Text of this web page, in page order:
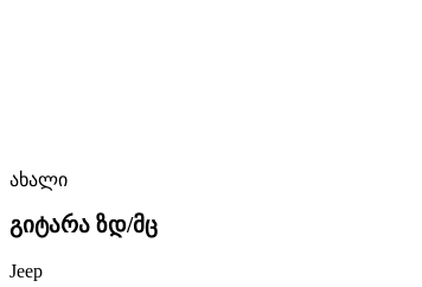
ახალი
გიტარა ზდ/მც
Jeep